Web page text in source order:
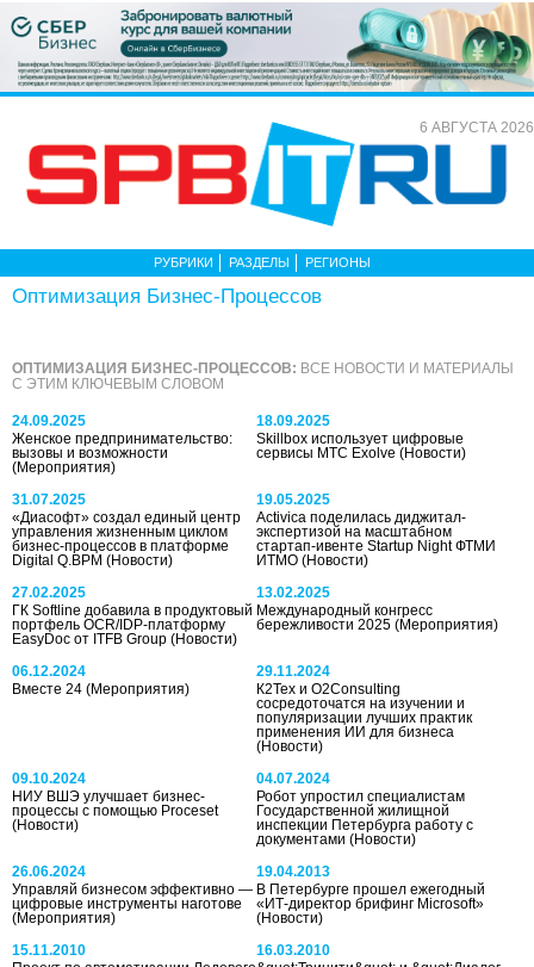
6 АВГУСТА 2026
РУБРИКИ РАЗДЕЛЫ РЕГИОНЫ
Оптимизация Бизнес-Процессов
ОПТИМИЗАЦИЯ БИЗНЕС-ПРОЦЕССОВ: ВСЕ НОВОСТИ И МАТЕРИАЛЫ
С ЭТИМ КЛЮЧЕВЫМ СЛОВОМ
24.09.2025
Женское предпринимательство:
вызовы и возможности
(Мероприятия)
18.09.2025
Skillbox использует цифровые
сервисы МТС Exolve(Новости)
31.07.2025
«Диасофт» создал единый центр
управления жизненным циклом
бизнес-процессов в платформе
Digital Q.BPM (Новости)
19.05.2025
Activica поделилась диджитал-
экспертизой на масштабном
стартап-ивенте Startup Night ФТМИ
ИТМО(Новости)
27.02.2025
ГК Softline добавила в продуктовый
портфель OCR/IDP-платформу
EasyDoc от ITFB Group (Новости)
13.02.2025
Международный конгресс
бережливости 2025(Мероприятия)
06.12.2024
Вместе 24 (Мероприятия)
29.11.2024
К2Тех и O2Consulting
сосредоточатся на изучении и
популяризации лучших практик
применения ИИ для бизнеса
(Новости)
09.10.2024
НИУ ВШЭ улучшает бизнес-
процессы с помощью Proceset
(Новости)
04.07.2024
Робот упростил специалистам
Государственной жилищной
инспекции Петербурга работу с
документами(Новости)
26.06.2024
Управляй бизнесом эффективно —
цифровые инструменты наготове
(Мероприятия)
19.04.2013
В Петербурге прошел ежегодный
«ИТ-директор брифинг Microsoft»
(Новости)
15.11.2010
16.03.2010